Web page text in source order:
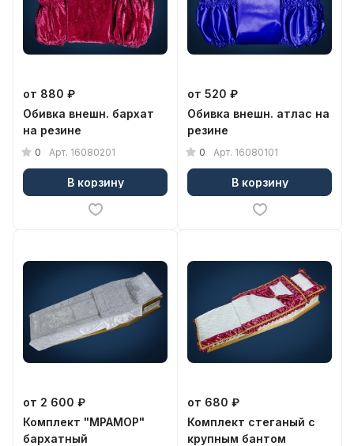
от 880 ₽
Обивка внешн. бархат
на резине
0 Арт. 16080201
В корзину
от 520 ₽
Обивка внешн. атлас на
резине
0 Арт. 16080101
В корзину
от 2 600 ₽
Комплект "МРАМОР"
бархатный
от 680 ₽
Комплект стеганый с
крупным бантом